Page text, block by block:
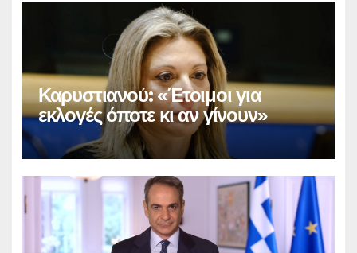
Καρυστιανού: «Έτοιμοι για
εκλογές όποτε κι αν γίνουν»